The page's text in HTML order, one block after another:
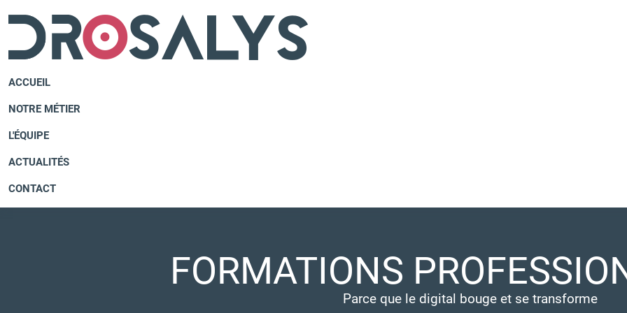
ACCUEIL
NOTRE MÉTIER
L'ÉQUIPE
ACTUALITÉS
CONTACT
FORMATIONS
Parce que le digital bouge et se transforme